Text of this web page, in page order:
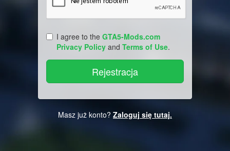
I agree to the GTA5-Mods.com
Privacy Policy and Terms of Use.
Masz już konto? Zaloguj się tutaj.